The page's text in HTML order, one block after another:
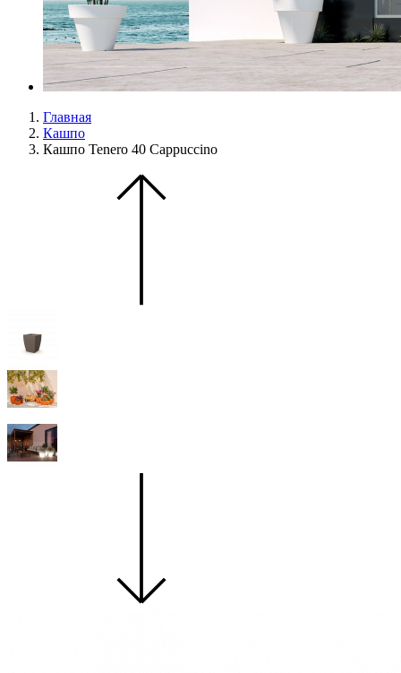
Главная
Кашпо
Кашпо Tenero 40 Cappuccino